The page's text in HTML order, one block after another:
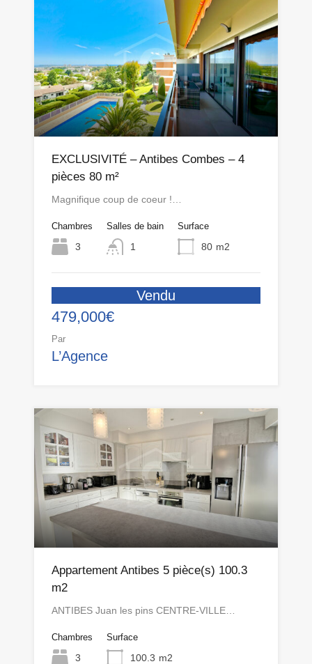
EXCLUSIVITÉ – Antibes Combes – 4
pièces 80 m²
Magnifique coup de coeur !…
Chambres
3
Salles de bain
1
Surface
80 m2
Vendu
479,000€
Par
L’Agence
Appartement Antibes 5 pièce(s) 100.3
m2
ANTIBES Juan les pins CENTRE-VILLE…
Chambres
3
Surface
100.3 m2